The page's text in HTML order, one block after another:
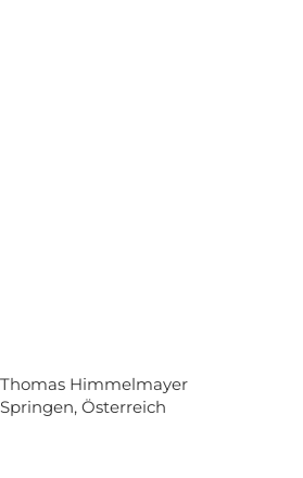
Thomas Himmelmayer
Springen, Österreich